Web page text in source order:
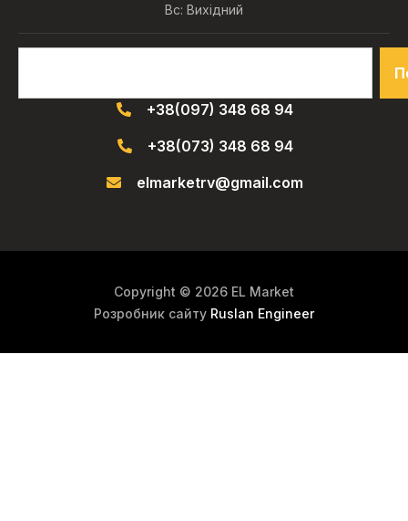
Вс: Вихідний
+38(097) 348 68 94
+38(073) 348 68 94
elmarketrv@gmail.com
Copyright © 2026 EL Market
Розробник сайту Ruslan Engineer